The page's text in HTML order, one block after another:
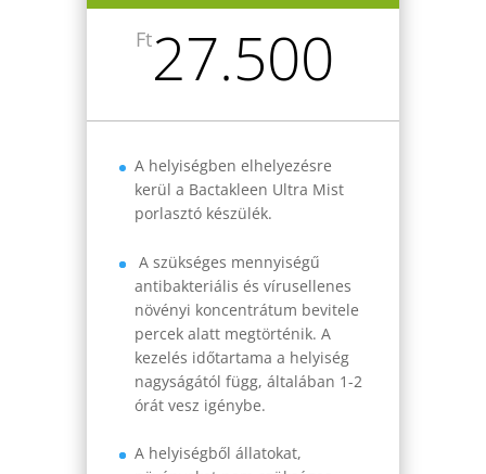
Ft27.500
A helyiségben elhelyezésre
kerül a Bactakleen Ultra Mist
porlasztó készülék.
A szükséges mennyiségű
antibakteriális és vírusellenes
növényi koncentrátum bevitele
percek alatt megtörténik. A
kezelés időtartama a helyiség
nagyságától függ, általában 1-2
órát vesz igénybe.
A helyiségből állatokat,